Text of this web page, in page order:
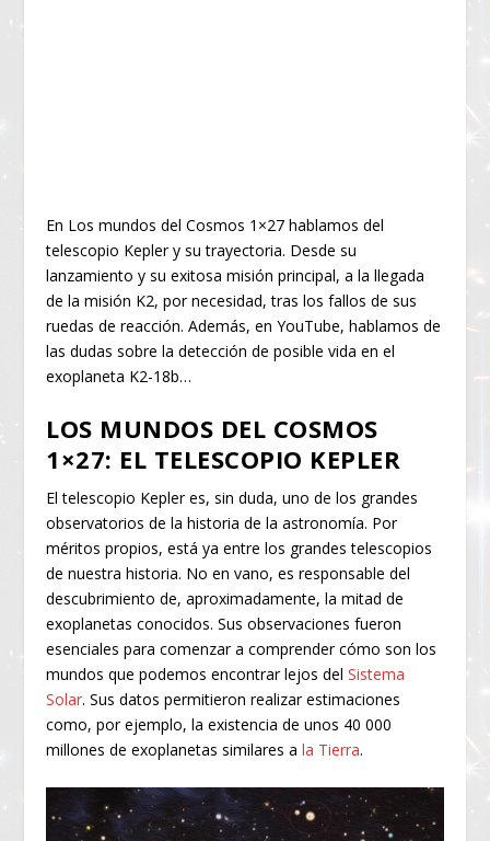
En Los mundos del Cosmos 1×27 hablamos del
telescopio Kepler y su trayectoria. Desde su
lanzamiento y su exitosa misión principal, a la llegada
de la misión K2, por necesidad, tras los fallos de sus
ruedas de reacción. Además, en YouTube, hablamos de
las dudas sobre la detección de posible vida en el
exoplaneta K2-18b…
LOS MUNDOS DEL COSMOS
1×27: EL TELESCOPIO KEPLER
El telescopio Kepler es, sin duda, uno de los grandes
observatorios de la historia de la astronomía. Por
méritos propios, está ya entre los grandes telescopios
de nuestra historia. No en vano, es responsable del
descubrimiento de, aproximadamente, la mitad de
exoplanetas conocidos. Sus observaciones fueron
esenciales para comenzar a comprender cómo son los
mundos que podemos encontrar lejos delSistema
Solar. Sus datos permitieron realizar estimaciones
como, por ejemplo, la existencia de unos 40 000
millones de exoplanetas similares ala Tierra.